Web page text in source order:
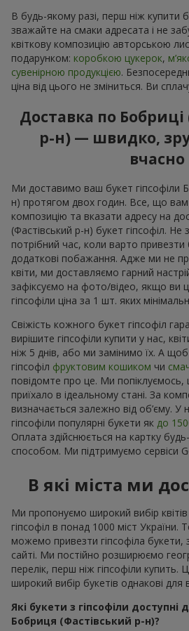
В будь-якому разі, перш ніж купити
зважайте на смаки адресата і не
квіткову композицію авторською
подарунком: коробкою цукерок,
сувенірною продукцією.
ціна від цього не зміниться. Ви
Доставка по
р-н) — швидко,
вчасно
Ми доставимо ваш букет гіпсофіли
н) протягом двох годин. Все, що
композицію та вказати адресу на
(Фастівський р-н) букет гіпсофіл.
потрібний час, коли варто привезти
додаткові побажання. Адже ми не
квіти, ми доставляємо гарний
зафіксуємо на фото/відео, якщо ви
гіпсофіли ціна за 1 шт. яких
Свіжість кожного букет гіпсофіл
вирішите гіпсофіли купити у нас,
ніж 5 днів, або ми замінимо їх. А
гіпсофіл фруктовим кошиком чи
повідомте про це. Ми
приїхало в ідеальному стані. За
визначається залежно від об’єму. У
гіпсофіли популярні букети як до
Оплата здійснюється на картку
способом. Ми підтримуємо сервіси
В які міста ми
Ми пропонуємо широкий вибір
гіпсофіл в понад 1000 міст України.
можемо привезти гіпсофіла
сайті. Ми постійно розширюємо
перелік, перш ніж гіпсофіли купить.
широкий вибір букетів однакові для
Які букети з гіпсофіли
Бобриця (Фастівський р-н)?